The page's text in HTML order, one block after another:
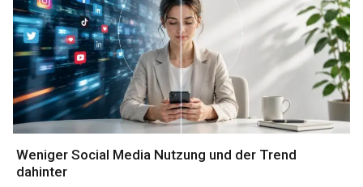
Weniger Social Media Nutzung und der Trend
dahinter